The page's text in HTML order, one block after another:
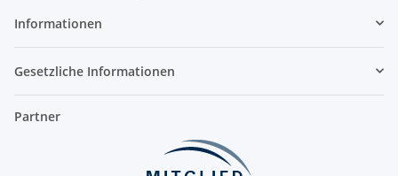
Informationen
Gesetzliche Informationen
Partner